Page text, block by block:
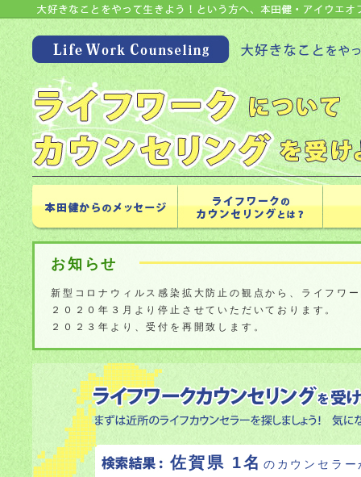
お知らせ
新型コロナウィルス感染拡大防止の観点から、ライフワ
２０２０年３月より停止させていただいております。
２０２３年より、受付を再開致します。
佐賀県 1名 のカウンセラ